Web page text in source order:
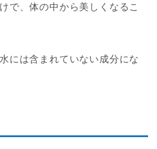
で、体の中から美しくなるこ
には含まれていない成分にな